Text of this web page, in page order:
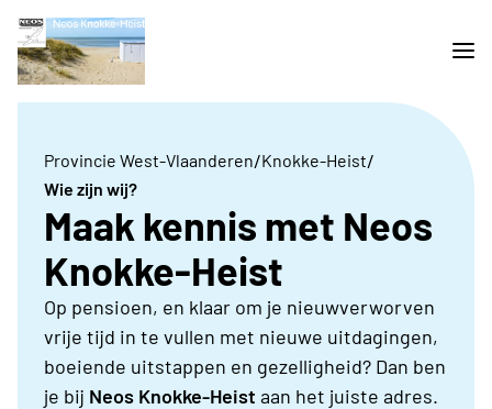
Provincie West-Vlaanderen/Knokke-Heist/
Wie zijn wij?
Maak kennis met Neos
Knokke-Heist
Op pensioen, en klaar om je nieuwverworven
vrije tijd in te vullen met nieuwe uitdagingen,
boeiende uitstappen en gezelligheid? Dan ben
je bij Neos Knokke-Heist aan het juiste adres.